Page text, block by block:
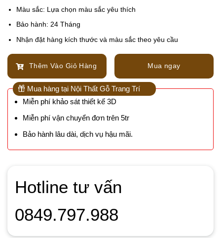
Màu sắc: Lựa chọn màu sắc yêu thích
Bảo hành: 24 Tháng
Nhận đặt hàng kích thước và màu sắc theo yêu cầu
Thêm Vào Giỏ Hàng Mua ngay
Mua hàng tại Nội Thất Gỗ Trang Trí
Miễn phí khảo sát thiết kế 3D
Miễn phí vận chuyển đơn trên 5tr
Bảo hành lâu dài, dịch vụ hậu mãi.
Hotline tư vấn
0849.797.988